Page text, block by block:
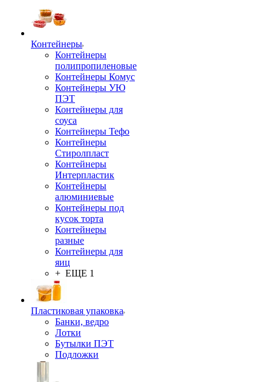
Контейнеры
Контейнеры
полипропиленовые
Контейнеры Комус
Контейнеры УЮ
ПЭТ
Контейнеры для
соуса
Контейнеры Тефо
Контейнеры
Стиролпласт
Контейнеры
Интерпластик
Контейнеры
алюминиевые
Контейнеры под
кусок торта
Контейнеры
разные
Контейнеры для
яиц
+ ЕЩЕ 1
Пластиковая упаковка
Банки, ведро
Лотки
Бутылки ПЭТ
Подложки